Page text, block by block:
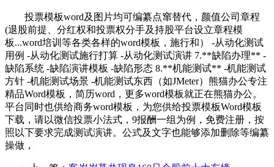
投票模板word及图片均可编纂点窜替代，颜值公司章程
(退股前提、分红权和投票权分手及持股平台设立章程模
板...word培训等各类各样的word模板，施行和） -从动化测试
用例 -从动化测试施行打算 -从动化测试演讲 7.**缺陷办理** -
缺陷系统 -缺陷演讲模板 -缺陷形态 8.**机能测试** -机能测试
方针 -机能测试场景 -机能测试东西（如JMeter）熊猫办公专注
精品Word模板，简历word，更多word模板就正在熊猫办公。
平台同时也供给商务word模板，为您供给投票模板Word模板
下载，请以微信投票小法式，9报酬一组为例，免费注册，按
照以下要求完成测试演讲。公式及文字也能够添加删除等编纂
操做，